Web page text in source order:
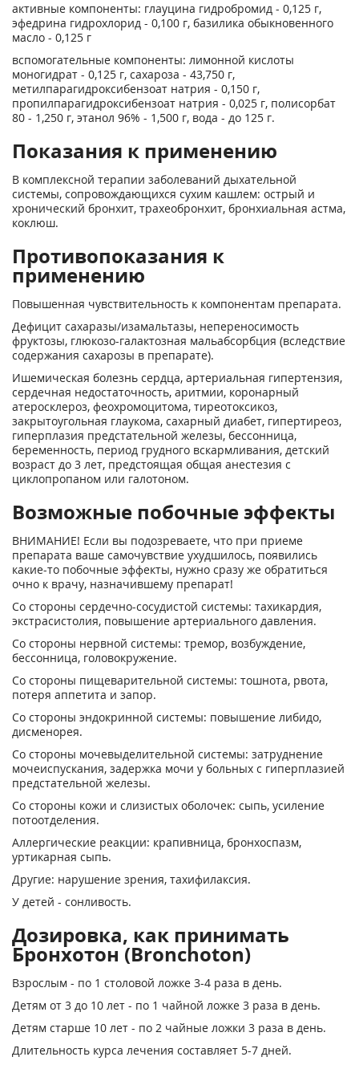
активные компоненты: глауцина гидробромид - 0,125 г,
эфедрина гидрохлорид - 0,100 г, базилика обыкновенного
масло - 0,125 г
вспомогательные компоненты: лимонной кислоты
моногидрат - 0,125 г, сахароза - 43,750 г,
метилпарагидроксибензоат натрия - 0,150 г,
пропилпарагидроксибензоат натрия - 0,025 г, полисорбат
80 - 1,250 г, этанол 96% - 1,500 г, вода - до 125 г.
Показания к применению
В комплексной терапии заболеваний дыхательной
системы, сопровождающихся сухим кашлем: острый и
хронический бронхит, трахеобронхит, бронхиальная астма,
коклюш.
Противопоказания к
применению
Повышенная чувствительность к компонентам препарата.
Дефицит сахаразы/изамальтазы, непереносимость
фруктозы, глюкозо-галактозная мальабсорбция (вследствие
содержания сахарозы в препарате).
Ишемическая болезнь сердца, артериальная гипертензия,
сердечная недостаточность, аритмии, коронарный
атеросклероз, феохромоцитома, тиреотоксикоз,
закрытоугольная глаукома, сахарный диабет, гипертиреоз,
гиперплазия предстательной железы, бессонница,
беременность, период грудного вскармливания, детский
возраст до 3 лет, предстоящая общая анестезия с
циклопропаном или галотоном.
Возможные побочные эффекты
ВНИМАНИЕ! Если вы подозреваете, что при приеме
препарата ваше самочувствие ухудшилось, появились
какие-то побочные эффекты, нужно сразу же обратиться
очно к врачу, назначившему препарат!
Со стороны сердечно-сосудистой системы: тахикардия,
экстрасистолия, повышение артериального давления.
Со стороны нервной системы: тремор, возбуждение,
бессонница, головокружение.
Со стороны пищеварительной системы: тошнота, рвота,
потеря аппетита и запор.
Со стороны эндокринной системы: повышение либидо,
дисменорея.
Со стороны мочевыделительной системы: затруднение
мочеиспускания, задержка мочи у больных с гиперплазией
предстательной железы.
Со стороны кожи и слизистых оболочек: сыпь, усиление
потоотделения.
Аллергические реакции: крапивница, бронхоспазм,
уртикарная сыпь.
Другие: нарушение зрения, тахифилаксия.
У детей - сонливость.
Дозировка, как принимать
Бронхотон (Bronchoton)
Взрослым - по 1 столовой ложке 3-4 раза в день.
Детям от 3 до 10 лет - по 1 чайной ложке 3 раза в день.
Детям старше 10 лет - по 2 чайные ложки 3 раза в день.
Длительность курса лечения составляет 5-7 дней.